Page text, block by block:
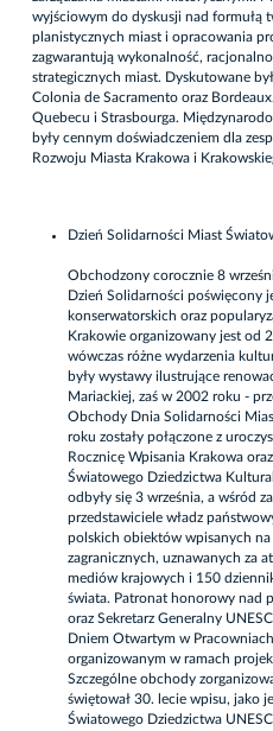
wyjściowym do dyskusji nad formułą
planistycznych miast i opracowania
zagwarantują wykonalność,
strategicznych miast. Dyskutowane
Colonia de Sacramento oraz
Quebecu i Strasbourga.
były cennym doświadczeniem dla
Rozwoju Miasta Krakowa i
Dzień Solidarności Miast
Obchodzony corocznie 8
Dzień Solidarności poświęcony
konserwatorskich oraz
Krakowie organizowany jest od
wówczas różne wydarzenia
były wystawy ilustrujące
Mariackiej, zaś w 2002 roku -
Obchody Dnia Solidarności
roku zostały połączone z
Rocznicę Wpisania Krakowa
Światowego Dziedzictwa
odbyły się 3 września, a wśród
przedstawiciele władz
polskich obiektów wpisanych
zagranicznych, uznawanych za
mediów krajowych i 150
świata. Patronat honorowy nad
oraz Sekretarz Generalny
Dniem Otwartym w
organizowanym w ramach
Szczególne obchody
świętował 30. lecie wpisu, jako
Światowego Dziedzictwa